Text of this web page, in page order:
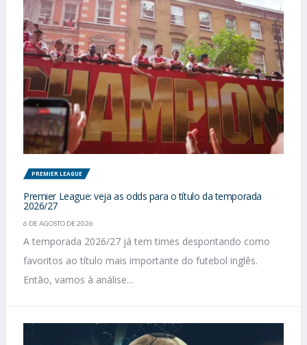
PREMIER LEAGUE
Premier League: veja as odds para o título da temporada
2026/27
6 DE AGOSTO DE 2026
A temporada 2026/27 já tem times despontando como
favoritos ao título mais importante do futebol inglês.
Então, vamos à análise...